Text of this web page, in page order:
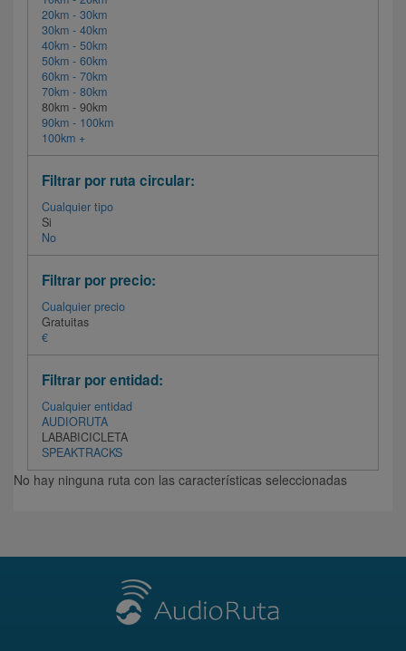
20km - 30km
30km - 40km
40km - 50km
50km - 60km
60km - 70km
70km - 80km
80km - 90km
90km - 100km
100km +
Filtrar por ruta circular:
Cualquier tipo
Si
No
Filtrar por precio:
Cualquier precio
Gratuitas
€
Filtrar por entidad:
Cualquier entidad
AUDIORUTA
LABABICICLETA
SPEAKTRACKS
No hay ninguna ruta con las características seleccionadas